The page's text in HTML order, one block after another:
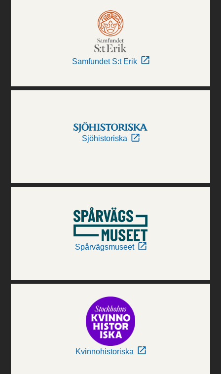
Samfundet S:t Erik
Sjöhistoriska
Spårvägsmuseet
Kvinnohistoriska